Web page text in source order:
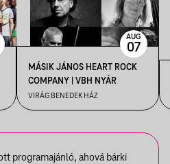
MÁSIK JÁNOS HEART ROCK
COMPANY | VBH NYÁR
VIRÁG BENEDEK HÁZ
AUG
07
programajánló, ahová bárki